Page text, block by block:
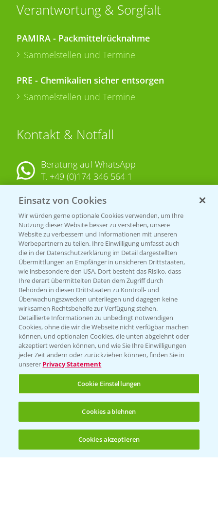
(noch 4)
Verantwortung & Sorgfalt
PAMIRA - Packmittelrücknahme
Sammelstellen und Termine
PRE - Chemikalien sicher entsorgen
Sammelstellen und Termine
Kontakt & Notfall
Beratung auf WhatsApp
T. +49 (0)174 346 564 1
KONTAKT
Hilfe in Notfällen
T.+49 (0)214/30-20220
Folgen Sie uns
Allgemeine Nutzungsbedingungen
Datenschutzerklärung
Impressum
Gebrauchshinweise
© Bayer CropScience Deutschland GmbH
Einsatz von Cookies
Wir würden gerne optionale Cookies verwenden, um Ihre
Nutzung dieser Website besser zu verstehen, unsere
Website zu verbessern und Informationen mit unseren
Werbepartnern zu teilen. Ihre Einwilligung umfasst auch
die in der Datenschutzerklärung im Detail dargestellten
Übermittlungen an Empfänger in unsicheren Drittstaaten,
wie insbesondere den USA. Dort besteht das Risiko, dass
Ihre derart übermittelten Daten dem Zugriff durch
Behörden in diesen Drittstaaten zu Kontroll- und
Überwachungszwecken unterliegen und dagegen keine
wirksamen Rechtsbehelfe zur Verfügung stehen.
Detaillierte Informationen zu unbedingt notwendigen
Cookies, ohne die wir die Webseite nicht verfügbar machen
können, und optionalen Cookies, die unten abgelehnt oder
akzeptiert werden können, und wie Sie Ihre Einwilligungen
jeder Zeit ändern oder zurückziehen können, finden Sie in
unserer Privacy Statement
Cookie Einstellungen
Cookies ablehnen
Cookies akzeptieren